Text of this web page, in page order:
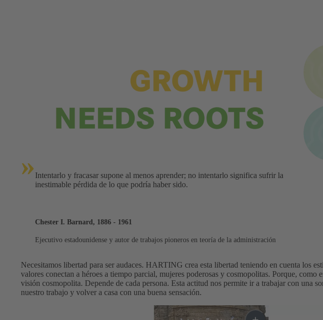
» Intentarlo y fracasar supone al menos aprender; no intentarlo significa sufrir la
inestimable pérdida de lo que podría haber sido.
Chester I. Barnard, 1886 - 1961
Ejecutivo estadounidense y autor de trabajos pioneros en teoría de la administración
Necesitamos libertad para ser audaces. HARTING crea esta libertad teniendo en cuenta los
valores conectan a héroes a tiempo parcial, mujeres poderosas y cosmopolitas. Porque, como
visión cosmopolita. Depende de cada persona. Esta actitud nos permite ir a trabajar con una
nuestro trabajo y volver a casa con una buena sensación.